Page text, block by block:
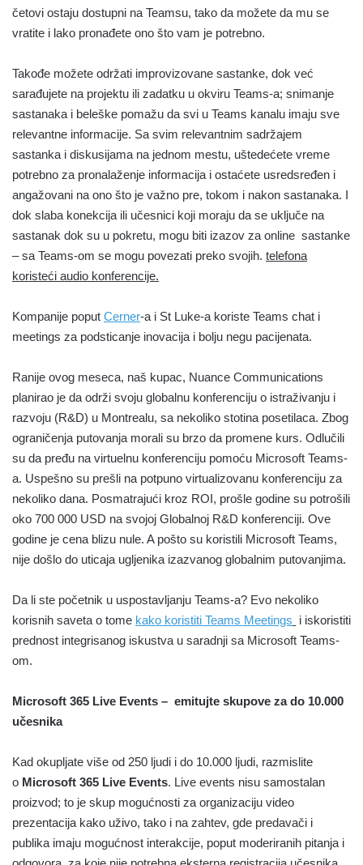
četovi ostaju dostupni na Teamsu, tako da možete da mu se
vratite i lako pronađete ono što vam je potrebno.
Takođe možete održati improvizovane sastanke, dok već
sarađujete na projektu ili zadatku u okviru Teams-a; snimanje
sastanaka i beleške pomažu da svi u Teams kanalu imaju sve
relevantne informacije. Sa svim relevantnim sadržajem
sastanka i diskusijama na jednom mestu, uštedećete vreme
potrebno za pronalaženje informacija i ostaćete usredsređen i
angažovani na ono što je važno pre, tokom i nakon sastanaka. I
dok slaba konekcija ili učesnici koji moraju da se uključe na
sastanak dok su u pokretu, mogu biti izazov za online sastanke
– sa Teams-om se mogu povezati preko svojih. telefona
koristeći audio konferencije.
Kompanije poput Cerner-a i St Luke-a koriste Teams chat i
meetings za podsticanje inovacija i bolju negu pacijenata.
Ranije ovog meseca, naš kupac, Nuance Communications
planirao je da održi svoju globalnu konferenciju o istraživanju i
razvoju (R&D) u Montrealu, sa nekoliko stotina posetilaca. Zbog
ograničenja putovanja morali su brzo da promene kurs. Odlučili
su da pređu na virtuelnu konferenciju pomoću Microsoft Teams-
a. Uspešno su prešli na potpuno virtualizovanu konferenciju za
nekoliko dana. Posmatrajući kroz ROI, prošle godine su potrošili
oko 700 000 USD na svojoj Globalnoj R&D konferenciji. Ove
godine je cena blizu nule. A pošto su koristili Microsoft Teams,
nije došlo do uticaja ugljenika izazvanog globalnim putovanjima.
Da li ste početnik u uspostavljanju Teams-a? Evo nekoliko
korisnih saveta o tome kako koristiti Teams Meetings i iskoristiti
prednost integrisanog iskustva u saradnji sa Microsoft Teams-
om.
Microsoft 365 Live Events – emitujte skupove za do 10.000
učesnika
Kad okupljate više od 250 ljudi i do 10.000 ljudi, razmislite
o Microsoft 365 Live Events. Live events nisu samostalan
proizvod; to je skup mogućnosti za organizaciju video
prezentacija kako uživo, tako i na zahtev, gde predavači i
publika imaju mogućnost interakcije, poput moderiranih pitanja i